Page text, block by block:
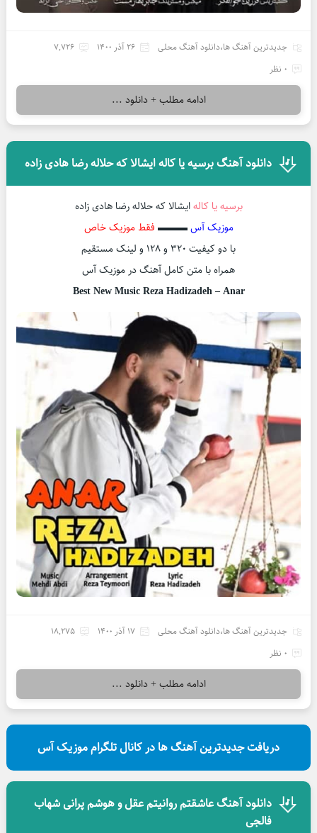
جدیدترین آهنگ ها،دانلود آهنگ محلی 26 آذر 1400
7,726
0 نظر
ادامه مطلب + دانلود ...
دانلود آهنگ برسیه یا کاله ایشالا که حلاله رضا هادی زاده
برسیه یا کالهایشالا که حلاله رضا هادی زاده
موزیک آس▬▬▬ فقط موزیک خاص
با دو کیفیت ۳۲۰ و ۱۲۸ و لینک مستقیم
همراه با متن کامل آهنگ در موزیک آس
Best New Music Reza Hadizadeh – Anar
جدیدترین آهنگ ها،دانلود آهنگ محلی 17 آذر 1400
18,275
0 نظر
ادامه مطلب + دانلود ...
دریافت جدیدترین آهنگ ها در کانال تلگرام موزیک آس
دانلود آهنگ عاشقتم روانیتم عقل و هوشم پرانی شهاب
فالجی